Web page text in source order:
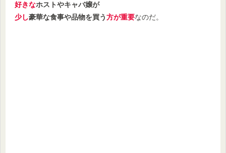
好きなホストやキャバ嬢が
少し豪華な食事や品物を買う方が重要なのだ。